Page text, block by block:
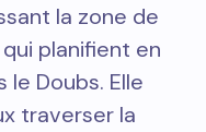
la zone de
planifient en
Doubs. Elle
traverser la